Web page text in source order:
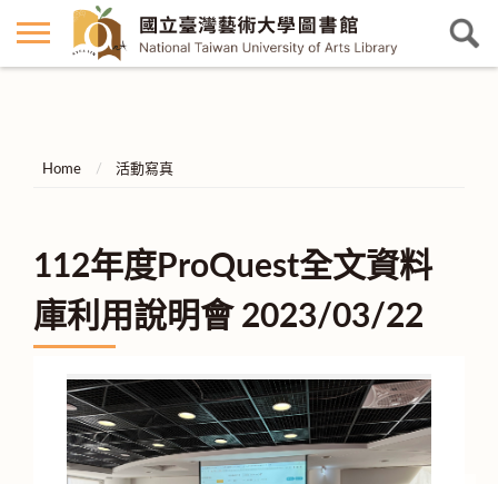
Home 活動寫真
112年度ProQuest全文資料
庫利用說明會 2023/03/22